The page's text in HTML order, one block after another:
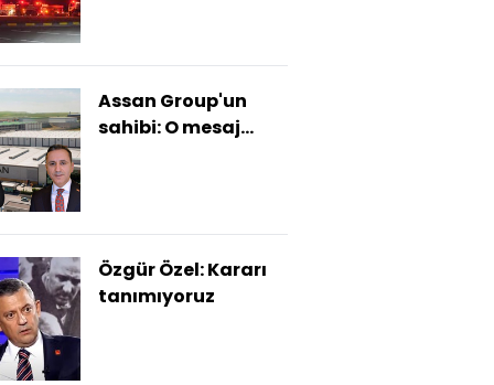
Assan Group'un
sahibi: O mesaj
Özgür Özel: Kararı
tanımıyoruz